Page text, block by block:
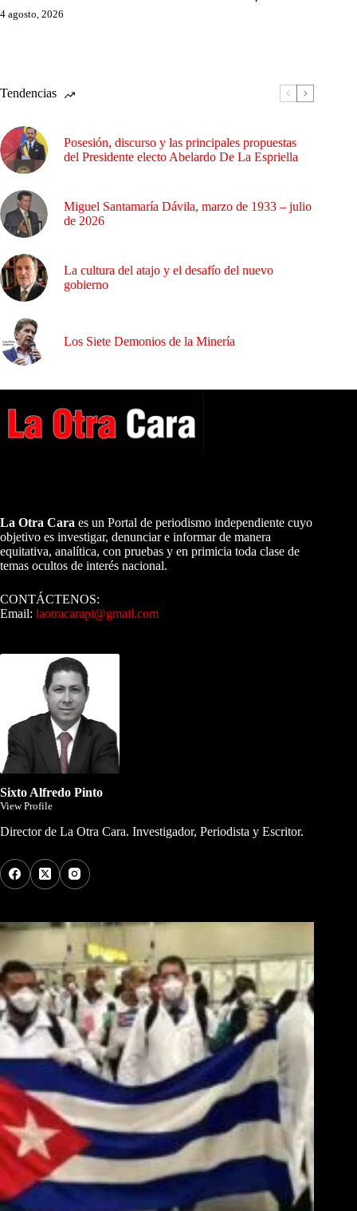
4 agosto, 2026
Tendencias
Posesión, discurso y las principales propuestas
del Presidente electo Abelardo De La Espriella
Miguel Santamaría Dávila, marzo de 1933 – julio
de 2026
La cultura del atajo y el desafío del nuevo
gobierno
Los Siete Demonios de la Minería
La Otra Cara es un Portal de periodismo independiente cuyo
objetivo es investigar, denunciar e informar de manera
equitativa, analítica, con pruebas y en primicia toda clase de
temas ocultos de interés nacional.
CONTÁCTENOS:
Email: laotracarapi@gmail.com
Sixto Alfredo Pinto
View Profile
Director de La Otra Cara. Investigador, Periodista y Escritor.